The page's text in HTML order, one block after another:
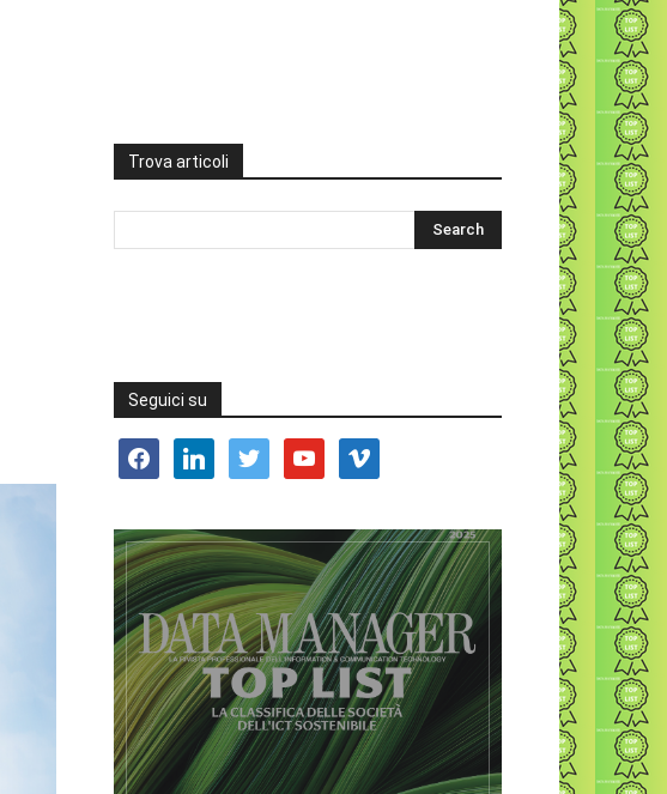
Trova articoli
Seguici su
facebooklinkedin twitter youtube vimeo